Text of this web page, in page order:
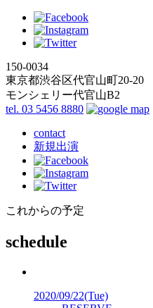
150-0034
東京都渋谷区代官山町20-20
モンシェリー代官山B2
tel. 03 5456 8880
contact
新規出演
これからの予定
schedule
2020/09/22(Tue)